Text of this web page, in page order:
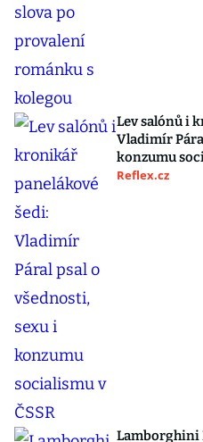
Lev salónů i
Vladimír
konzumu
Reflex.cz
Lamborghini